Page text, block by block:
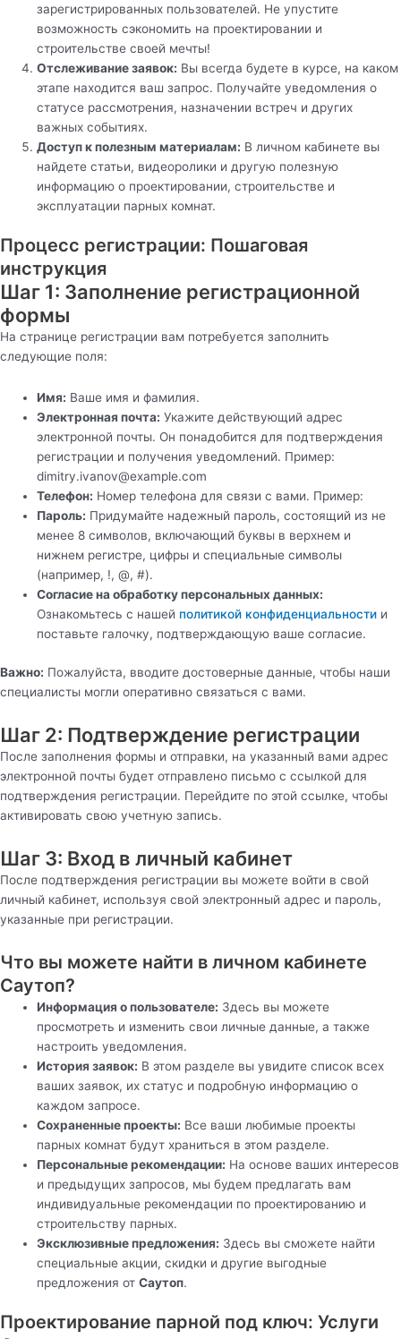
зарегистрированных пользователей. Не упустите
возможность сэкономить на проектировании и
строительстве своей мечты!
Отслеживание заявок: Вы всегда будете в курсе, на каком
этапе находится ваш запрос. Получайте уведомления о
статусе рассмотрения, назначении встреч и других
важных событиях.
Доступ к полезным материалам: В личном кабинете вы
найдете статьи, видеоролики и другую полезную
информацию о проектировании, строительстве и
эксплуатации парных комнат.
Процесс регистрации: Пошаговая
инструкция
Шаг 1: Заполнение регистрационной
формы
На странице регистрации вам потребуется заполнить
следующие поля:
Имя: Ваше имя и фамилия.
Электронная почта: Укажите действующий адрес
электронной почты. Он понадобится для подтверждения
регистрации и получения уведомлений. Пример:
dimitry.ivanov@example.com
Телефон: Номер телефона для связи с вами. Пример:
Пароль: Придумайте надежный пароль, состоящий из не
менее 8 символов, включающий буквы в верхнем и
нижнем регистре, цифры и специальные символы
(например, !, @, #).
Согласие на обработку персональных данных:
Ознакомьтесь с нашей политикой конфиденциальности и
поставьте галочку, подтверждающую ваше согласие.
Важно: Пожалуйста, вводите достоверные данные, чтобы наши
специалисты могли оперативно связаться с вами.
Шаг 2: Подтверждение регистрации
После заполнения формы и отправки, на указанный вами адрес
электронной почты будет отправлено письмо с ссылкой для
подтверждения регистрации. Перейдите по этой ссылке, чтобы
активировать свою учетную запись.
Шаг 3: Вход в личный кабинет
После подтверждения регистрации вы можете войти в свой
личный кабинет, используя свой электронный адрес и пароль,
указанные при регистрации.
Что вы можете найти в личном кабинете
Саутоп?
Информация о пользователе: Здесь вы можете
просмотреть и изменить свои личные данные, а также
настроить уведомления.
История заявок: В этом разделе вы увидите список всех
ваших заявок, их статус и подробную информацию о
каждом запросе.
Сохраненные проекты: Все ваши любимые проекты
парных комнат будут храниться в этом разделе.
Персональные рекомендации: На основе ваших интересов
и предыдущих запросов, мы будем предлагать вам
индивидуальные рекомендации по проектированию и
строительству парных.
Эксклюзивные предложения: Здесь вы сможете найти
специальные акции, скидки и другие выгодные
предложения отСаутоп.
Проектирование парной под ключ: Услуги